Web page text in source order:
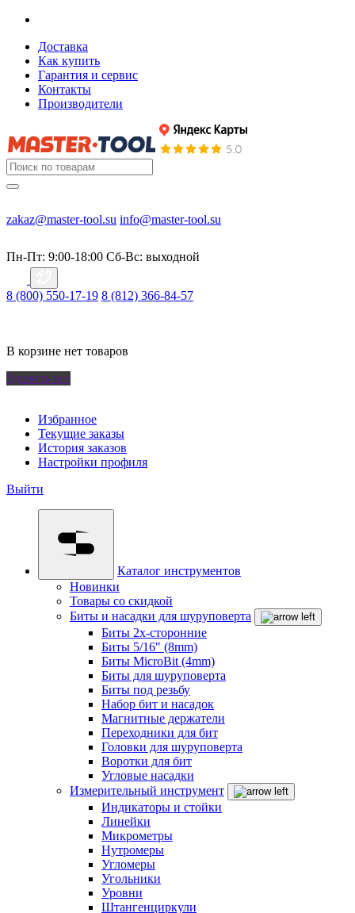
Доставка
Как купить
Гарантия и сервис
Контакты
Производители
zakaz@master-tool.su info@master-tool.su
Пн-Пт: 9:00-18:00 Cб-Вс: выходной
8 (800) 550-17-19 8 (812) 366-84-57
В корзине нет товаров
Удалить все
Избранное
Текущие заказы
История заказов
Настройки профиля
Выйти
Каталог инструментов
Новинки
Товары со скидкой
Биты и насадки для шуруповерта
Биты 2х-сторонние
Биты 5/16" (8mm)
Биты MicroBit (4mm)
Биты для шуруповерта
Биты под резьбу
Набор бит и насадок
Магнитные держатели
Переходники для бит
Головки для шуруповерта
Воротки для бит
Угловые насадки
Измерительный инструмент
Индикаторы и стойки
Линейки
Микрометры
Нутромеры
Угломеры
Угольники
Уровни
Штангенциркули